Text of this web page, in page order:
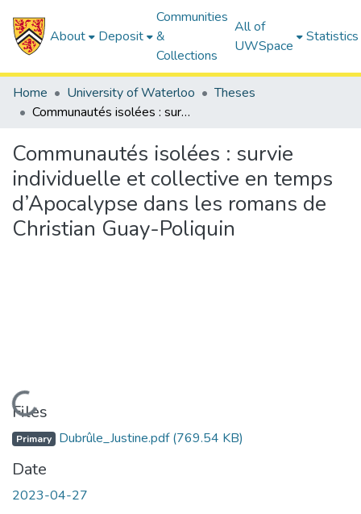
About Deposit
Communities
&
Collections
All of
UWSpace
Statistics
Home University of Waterloo
Theses
Communautés isolées : survie individuelle et collective en temps d’Apocalypse dans les romans de Christian Guay-Poliquin
Communautés isolées : survie
individuelle et collective en temps
d’Apocalypse dans les romans de
Christian Guay-Poliquin
Loading...
Files
Primary Dubrûle_Justine.pdf(769.54 KB)
Date
2023-04-27